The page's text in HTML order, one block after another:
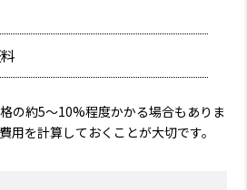
の約5～10%程度かかる場合もありま
用を計算しておくことが大切です。